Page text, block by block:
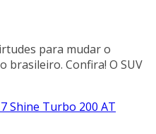
para mudar o
brasileiro. Confira! O SUV